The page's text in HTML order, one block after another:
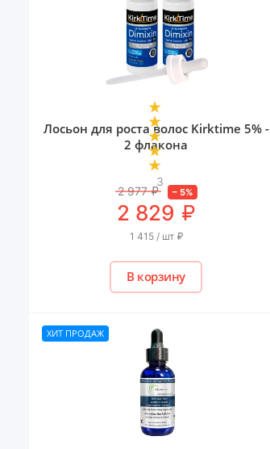
3
Лосьон для роста волос Kirktime 5% -
2 флакона
2 977 ₽ – 5%
2 829 ₽
1 415 / шт ₽
В корзину
ХИТ ПРОДАЖ